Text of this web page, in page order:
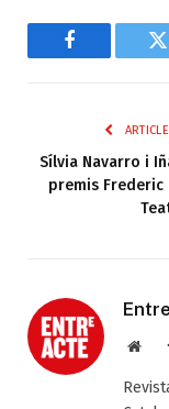
Facebook
Sílvia Navarro i
premis Frederic
Web